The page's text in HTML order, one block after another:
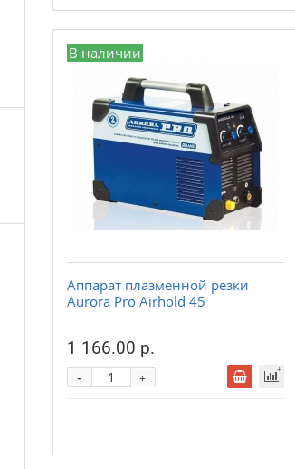
В наличии
Аппарат плазменной резки
Aurora Pro Airhold 45
1 166.00 р.
+
-